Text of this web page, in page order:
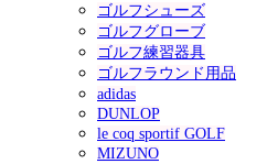
ゴルフシューズ
ゴルフグローブ
ゴルフ練習器具
ゴルフラウンド用品
adidas
DUNLOP
le coq sportif GOLF
MIZUNO